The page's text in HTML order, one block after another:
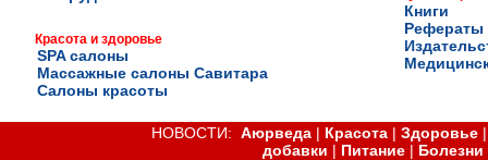
Красота и здоровье
SPA салоны
Массажные салоны Савитара
Салоны красоты
Книги
Рефераты
НОВОСТИ:Аюрведа | Красота |Здоровье
добавки | Питание| Болезни